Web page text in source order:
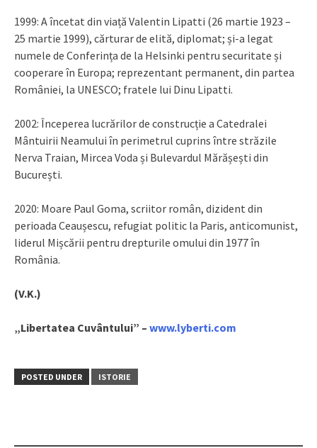
1999: A încetat din viață Valentin Lipatti (26 martie 1923 –
25 martie 1999), cărturar de elită, diplomat; și-a legat
numele de Conferința de la Helsinki pentru securitate și
cooperare în Europa; reprezentant permanent, din partea
României, la UNESCO; fratele lui Dinu Lipatti.
2002: Începerea lucrărilor de construcție a Catedralei
Mântuirii Neamului în perimetrul cuprins între străzile
Nerva Traian, Mircea Voda și Bulevardul Mărășești din
București.
2020: Moare Paul Goma, scriitor român, dizident din
perioada Ceaușescu, refugiat politic la Paris, anticomunist,
liderul Mișcării pentru drepturile omului din 1977 în
România.
(V.K.)
„Libertatea Cuvântului” – www.lyberti.com
POSTED UNDER ISTORIE